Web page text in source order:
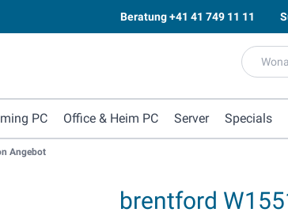
Beratung+41 41 749 11 11
PC Office & Heim PC Server Specials
Angebot
brentford